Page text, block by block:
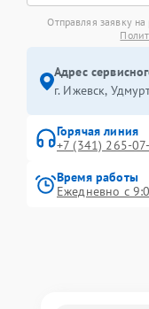
Отправляя заявку
Адрес
г. Ижевск,
Горячая линия
+7 (341) 265-
Время работы
Ежедневно с